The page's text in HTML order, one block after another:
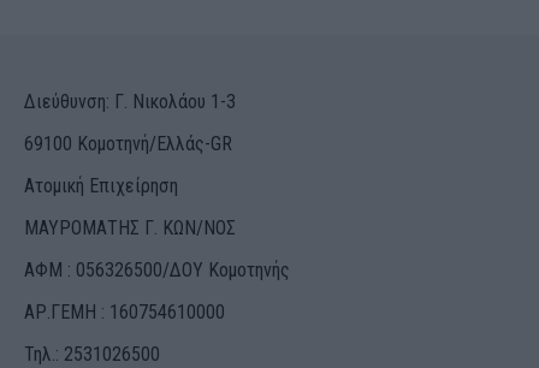
Διεύθυνση: Γ. Νικολάου 1-3
69100 Κομοτηνή/Ελλάς-GR
Ατομική Επιχείρηση
ΜΑΥΡΟΜΑΤΗΣ Γ. ΚΩΝ/ΝΟΣ
ΑΦΜ : 056326500/ΔOΥ Κομοτηνής
ΑΡ.ΓΕΜΗ : 160754610000
Τηλ.: 2531026500